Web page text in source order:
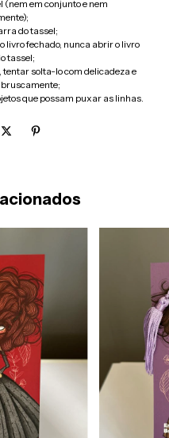
(nem em conjunto e nem
do tassel;
livro fechado, nunca abrir o livro
tassel;
tentar solta-lo com delicadeza e
que possam puxar as linhas.